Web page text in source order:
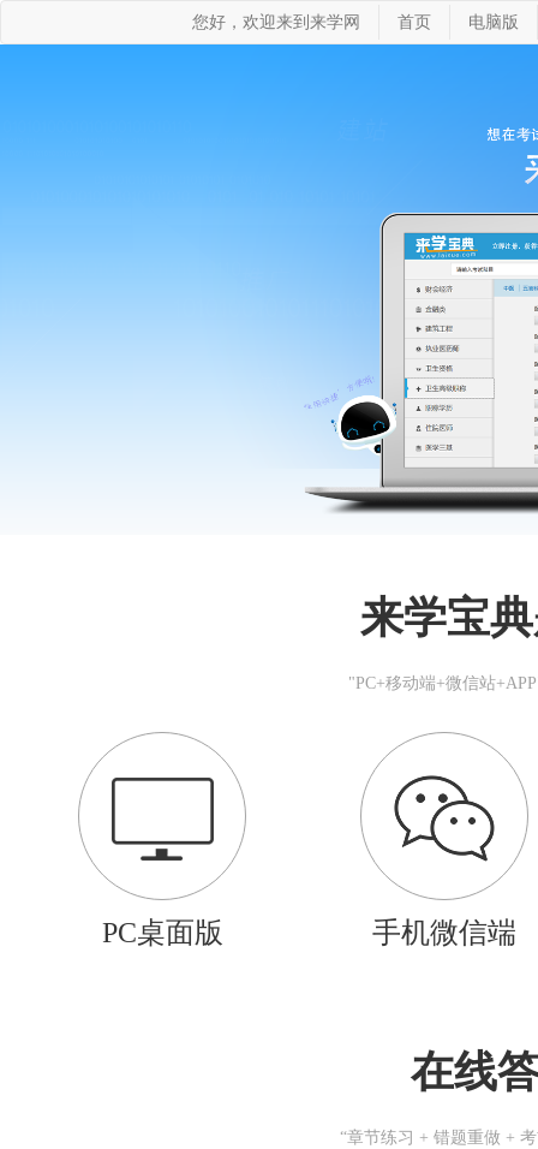
您好，欢迎来到来学网 首页 电脑版
来学宝
"PC+移动端+微信站
PC桌面版 手机微信端
在线
“章节练习 + 错题重做 +